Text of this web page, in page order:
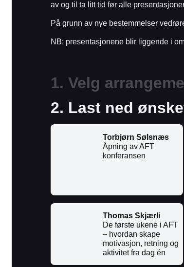
av og til ta litt tid før alle
På grunn av nye bestemmelser
NB: presentasjonene blir liggende i
1. Velg
2. Last ned
Torbjørn Sølsnæs
Åpning av AFT
konferansen
Thomas Skjærli
De første ukene i AFT
– hvordan skape
motivasjon, retning og
aktivitet fra dag én